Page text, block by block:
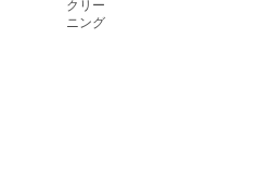
クリー
ニング